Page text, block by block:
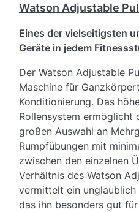
Watson Adjustable
Eines der vielseitigsten
Geräte in jedem
Der Watson Adjustable
Maschine für
Konditionierung. Das
Rollensystem ermöglicht
großen Auswahl an
Rumpfübungen mit
zwischen den einzelnen
Verhältnis des Watson
vermittelt ein unglaublich
das ihn besonders gut